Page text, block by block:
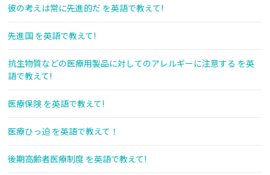
彼の考えは常に先進的だ を英語で教えて!
先進国 を英語で教えて!
抗生物質などの医療用製品に対してのアレルギーに注意する を英
語で教えて!
医療保険 を英語で教えて!
医療ひっ迫 を英語で教えて！
後期高齢者医療制度 を英語で教えて!